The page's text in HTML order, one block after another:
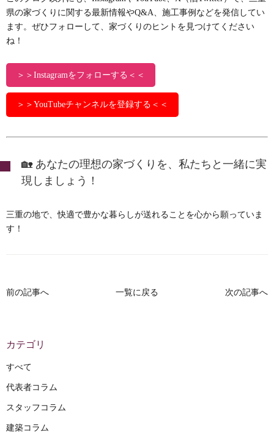
県の家づくりに関する最新情報やQ&A、施工事例などを発信してい
ます。ぜひフォローして、家づくりのヒントを見つけてください
ね！
＞＞Instagramをフォローする＜＜
＞＞YouTubeチャンネルを登録する＜＜
🏡 あなたの理想の家づくりを、私たちと一緒に実
現しましょう！
三重の地で、快適で豊かな暮らしが送れることを心から願っていま
す！
前の記事へ 一覧に戻る 次の記事へ
カテゴリ
すべて
代表者コラム
スタッフコラム
建築コラム